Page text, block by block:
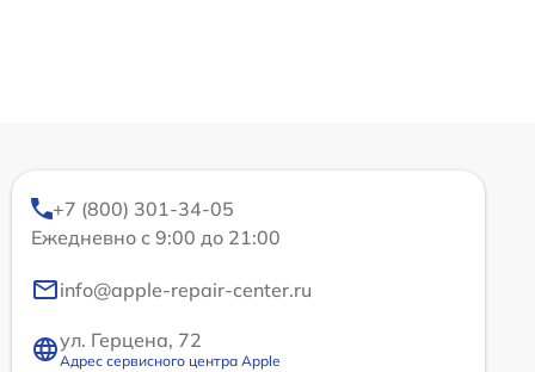
+7 (800) 301-34-05
Ежедневно с 9:00 до 21:00
info@apple-repair-center.ru
ул. Герцена, 72
Адрес сервисного центра Apple